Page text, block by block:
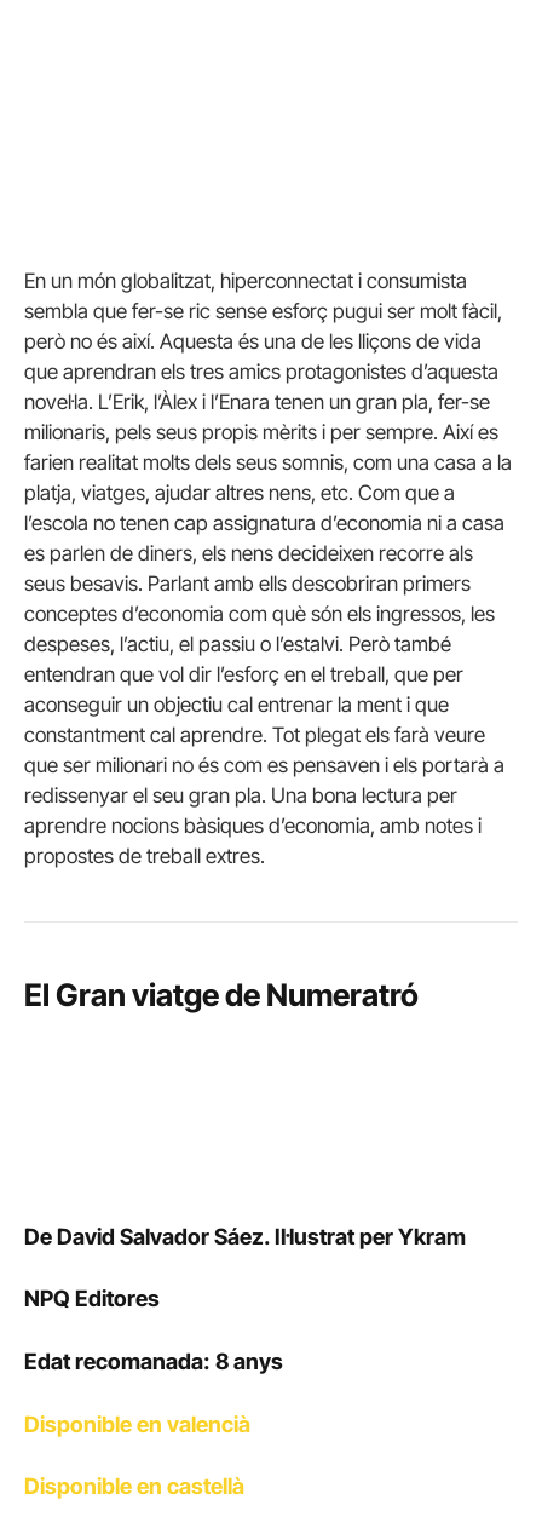
En un món globalitzat, hiperconnectat i consumista
sembla que fer-se ric sense esforç pugui ser molt fàcil,
però no és així. Aquesta és una de les lliçons de vida
que aprendran els tres amics protagonistes d’aquesta
novel·la. L’Erik, l’Àlex i l’Enara tenen un gran pla, fer-se
milionaris, pels seus propis mèrits i per sempre. Així es
farien realitat molts dels seus somnis, com una casa a la
platja, viatges, ajudar altres nens, etc. Com que a
l’escola no tenen cap assignatura d’economia ni a casa
es parlen de diners, els nens decideixen recorre als
seus besavis. Parlant amb ells descobriran primers
conceptes d’economia com què són els ingressos, les
despeses, l’actiu, el passiu o l’estalvi. Però també
entendran que vol dir l’esforç en el treball, que per
aconseguir un objectiu cal entrenar la ment i que
constantment cal aprendre. Tot plegat els farà veure
que ser milionari no és com es pensaven i els portarà a
redissenyar el seu gran pla. Una bona lectura per
aprendre nocions bàsiques d’economia, amb notes i
propostes de treball extres.
El Gran viatge de Numeratró
De David Salvador Sáez. Il·lustrat per Ykram
NPQ Editores
Edat recomanada: 8 anys
Disponible en valencià
Disponible en castellà